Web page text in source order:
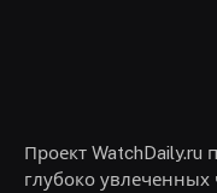
Проект WatchDaily.ru
глубоко